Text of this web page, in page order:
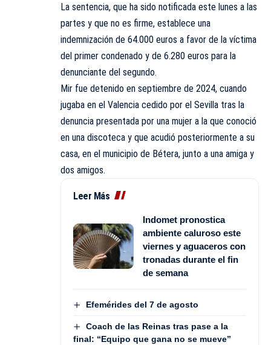
La sentencia, que ha sido notificada este lunes a las
partes y que no es firme, establece una
indemnización de 64.000 euros a favor de la víctima
del primer condenado y de 6.280 euros para la
denunciante del segundo.
Mir fue detenido en septiembre de 2024, cuando
jugaba en el Valencia cedido por el Sevilla tras la
denuncia presentada por una mujer a la que conoció
en una discoteca y que acudió posteriormente a su
casa, en el municipio de Bétera, junto a una amiga y
dos amigos.
Leer Más
Indomet pronostica
ambiente caluroso este
viernes y aguaceros con
tronadas durante el fin
de semana
Efemérides del 7 de agosto
Coach de las Reinas tras pase a la
final: “Equipo que gana no se mueve”